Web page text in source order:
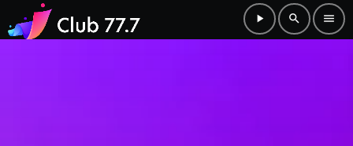
play_arrow search menu